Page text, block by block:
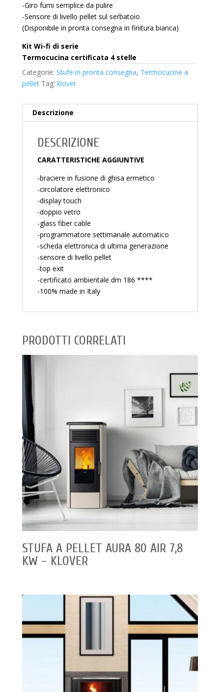
-Giro fumi semplice da pulire
-Sensore di livello pellet sul serbatoio
(Disponibile in pronta consegna in finitura bianca)
Kit Wi-fi di serie
Termocucina certificata 4 stelle
Categorie: Stufe in pronta consegna, Termocucine a
pellet Tag: klover
Descrizione
DESCRIZIONE
CARATTERISTICHE AGGIUNTIVE
-braciere in fusione di ghisa ermetico
-circolatore elettronico
-display touch
-doppio vetro
-glass fiber cable
-programmatore settimanale automatico
-scheda elettronica di ultima generazione
-sensore di livello pellet
-top exit
-certificato ambientale dm 186 ****
-100% made in Italy
PRODOTTI CORRELATI
STUFA A PELLET AURA 80 AIR 7,8
KW – KLOVER